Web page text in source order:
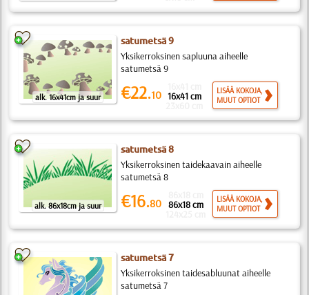
alk. 16x41cm ja suur
satumetsä 9
Yksikerroksinen sapluuna aiheelle
satumetsä 9
€22.10 16x41 cm
LISÄÄ KOKOJA,
MUUT OPTIOT
alk. 86x18cm ja suur
satumetsä 8
Yksikerroksinen taidekaavain aiheelle
satumetsä 8
€16.80 86x18 cm
LISÄÄ KOKOJA,
MUUT OPTIOT
satumetsä 7
Yksikerroksinen taidesabluunat aiheelle
satumetsä 7